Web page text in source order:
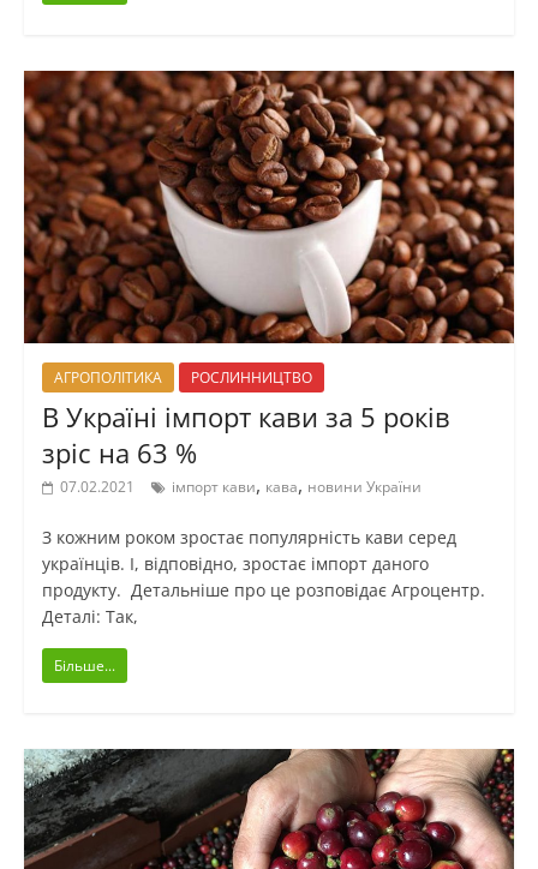
АГРОПОЛІТИКА РОСЛИННИЦТВО
В Україні імпорт кави за 5 років
зріс на 63 %
07.02.2021 імпорт кави, кава, новини України
З кожним роком зростає популярність кави серед
українців. І, відповідно, зростає імпорт даного
продукту. Детальніше про це розповідає Агроцентр.
Деталі: Так,
Більше...